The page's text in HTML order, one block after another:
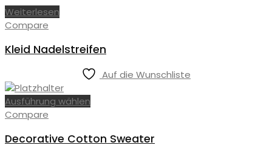
Weiterlesen
Compare
Kleid Nadelstreifen
Auf die Wunschliste
Ausführung wählen
Compare
Decorative Cotton Sweater